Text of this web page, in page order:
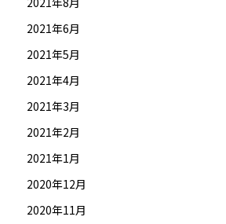
2021年6月
2021年5月
2021年4月
2021年3月
2021年2月
2021年1月
2020年12月
2020年11月